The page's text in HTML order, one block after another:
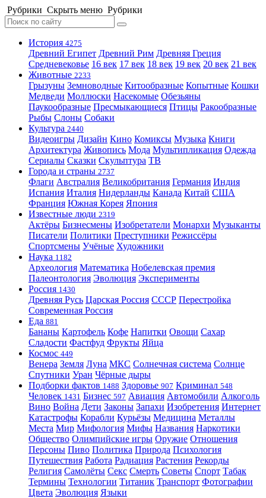
Рубрики Скрыть меню Рубрики
История 4275
Древний Египет Древний Рим Древняя Греция
Средневековье 16 век 17 век 18 век 19 век 20 век 21 век
Животные 2233
Грызуны Земноводные Китообразные Копытные Кошки
Медведи Моллюски Насекомые Обезьяны
Паукообразные Пресмыкающиеся Птицы Ракообразные
Рыбы Слоны Собаки
Культура 2440
Видеоигры Дизайн Кино Комиксы Музыка Книги
Архитектура Живопись Мода Мультипликация Одежда
Сериалы Сказки Скульптура ТВ
Города и страны 2737
Флаги Австралия Великобритания Германия Индия
Испания Италия Нидерланды Канада Китай США
Франция Южная Корея Япония
Известные люди 2319
Актёры Бизнесмены Изобретатели Монархи Музыканты
Писатели Политики Преступники Режиссёры
Спортсмены Учёные Художники
Наука 1182
Археология Математика Нобелевская премия
Палеонтология Эволюция Эксперименты
Россия 1430
Древняя Русь Царская Россия СССР Перестройка
Современная Россия
Еда 881
Бананы Картофель Кофе Напитки Овощи Сахар
Сладости Фастфуд Фрукты Яйца
Космос 449
Венера Земля Луна МКС Солнечная система Солнце
Спутники Уран Чёрные дыры
Подборки фактов 1488 Здоровье 907 Криминал 548
Человек 1431 Бизнес 597 Авиация Автомобили Алкоголь
Вино Война Дети Законы Запахи Изобретения Интернет
Катастрофы Корабли Курьёзы Медицина Металлы
Места Мир Мифология Мифы Названия Наркотики
Общество Олимпийские игры Оружие Отношения
Персоны Пиво Политика Природа Психология
Путешествия Работа Радиация Растения Рекорды
Религия Самолёты Секс Смерть Советы Спорт Табак
Термины Технологии Титаник Транспорт Фотографии
Цвета Эволюция Языки